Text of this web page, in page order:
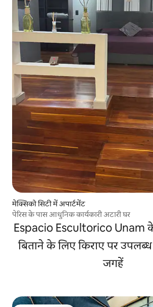
मेक्सिको सिटी में अपार्टमेंट
पेरिस के पास आधुनिक कार्यकारी अटारी घर
Espacio Escultorico Unam के
बिताने के लिए किराए पर
जगहें